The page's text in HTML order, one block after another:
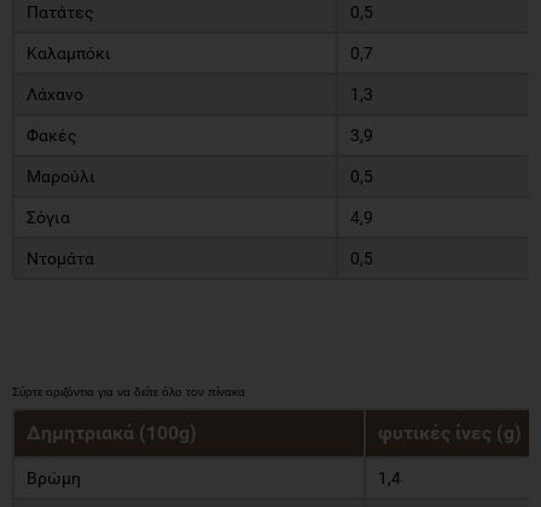
Πατάτες 0,5
Καλαμπόκι 0,7
Λάχανο 1,3
Φακές 3,9
Μαρούλι 0,5
Σόγια 4,9
Ντομάτα 0,5
Δημητριακά (100g) φυτικές ίνες (g)
Βρώμη 1,4